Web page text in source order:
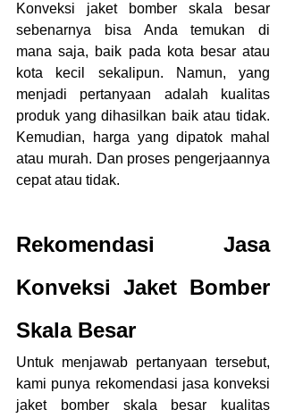
Konveksi jaket bomber skala besar
sebenarnya bisa Anda temukan di
mana saja, baik pada kota besar atau
kota kecil sekalipun. Namun, yang
menjadi pertanyaan adalah kualitas
produk yang dihasilkan baik atau tidak.
Kemudian, harga yang dipatok mahal
atau murah. Dan proses pengerjaannya
cepat atau tidak.
Rekomendasi Jasa
Konveksi Jaket Bomber
Skala Besar
Untuk menjawab pertanyaan tersebut,
kami punya rekomendasi jasa konveksi
jaket bomber skala besar kualitas